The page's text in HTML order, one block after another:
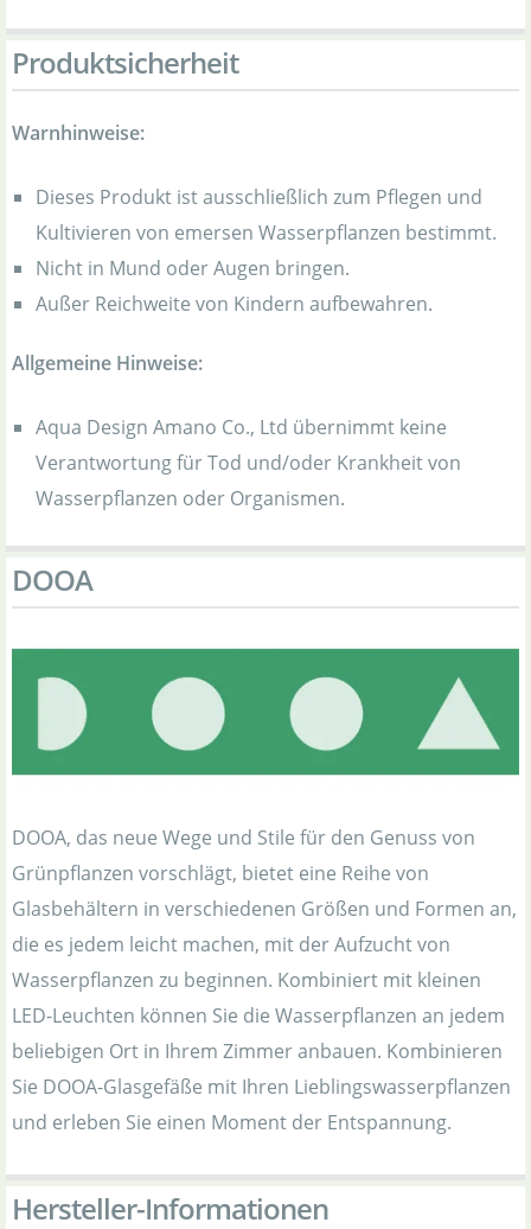
Produktsicherheit
Warnhinweise:
Dieses Produkt ist ausschließlich zum Pflegen und
Kultivieren von emersen Wasserpflanzen bestimmt.
Nicht in Mund oder Augen bringen.
Außer Reichweite von Kindern aufbewahren.
Allgemeine Hinweise:
Aqua Design Amano Co., Ltd übernimmt keine
Verantwortung für Tod und/oder Krankheit von
Wasserpflanzen oder Organismen.
DOOA
DOOA, das neue Wege und Stile für den Genuss von
Grünpflanzen vorschlägt, bietet eine Reihe von
Glasbehältern in verschiedenen Größen und Formen an,
die es jedem leicht machen, mit der Aufzucht von
Wasserpflanzen zu beginnen. Kombiniert mit kleinen
LED-Leuchten können Sie die Wasserpflanzen an jedem
beliebigen Ort in Ihrem Zimmer anbauen. Kombinieren
Sie DOOA-Glasgefäße mit Ihren Lieblingswasserpflanzen
und erleben Sie einen Moment der Entspannung.
Hersteller-Informationen